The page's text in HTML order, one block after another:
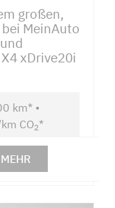
großen,
MeinAuto
xDrive20i
km* •
CO2*
MEHR